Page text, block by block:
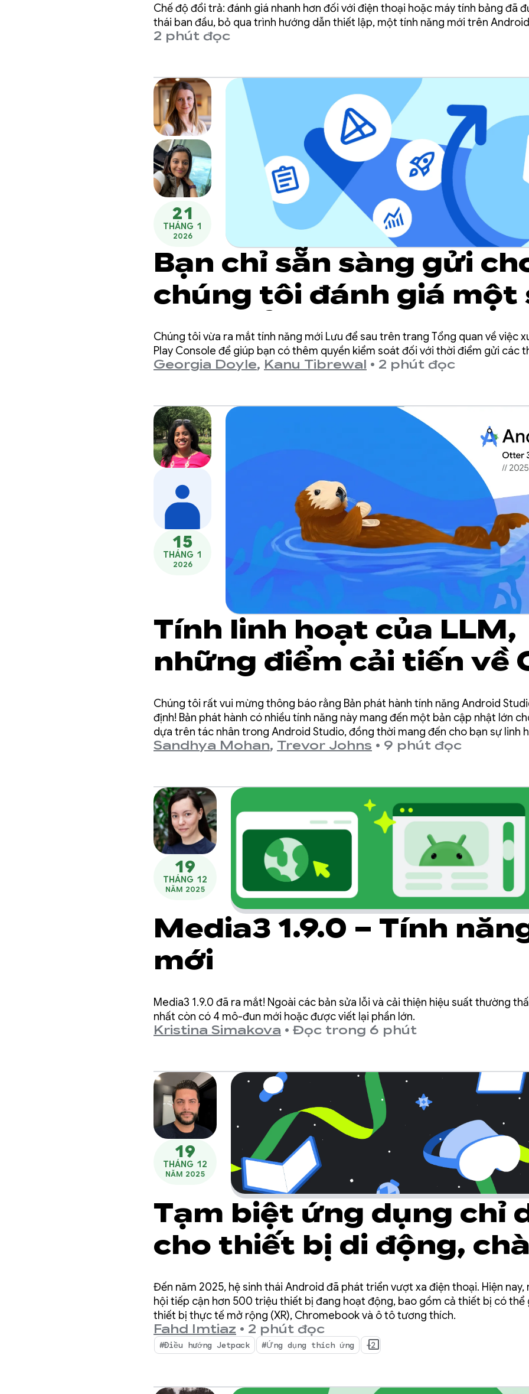
Chế độ đổi trả: đánh giá nhanh hơn đối với điện thoại hoặc máy tính bảng đã
thái ban đầu, bỏ qua trình hướng dẫn thiết lập, một tính năng mới trên
2 phút đọc
21
THÁNG 1
2026
Bạn chỉ sẵn sàng gửi
chúng tôi đánh giá một
thay đổi? Thử dùng tính
năng Lưu để xem lại
Chúng tôi vừa ra mắt tính năng mới Lưu để sau trên trang Tổng quan về việc
Play Console để giúp bạn có thêm quyền kiểm soát đối với thời điểm gửi các
Georgia Doyle, Kanu Tibrewal • 2 phút đọc
15
THÁNG 1
2026
Tính linh hoạt của LLM,
những điểm cải tiến về
độ tác nhân và trải
mới dựa trên tác nhân
trong Bản cập nhật tính
năng Android Studio
3
Chúng tôi rất vui mừng thông báo rằng Bản phát hành tính năng Android
định! Bản phát hành có nhiều tính năng này mang đến một bản cập nhật lớn
dựa trên tác nhân trong Android Studio, đồng thời mang đến cho bạn sự linh
soát cao hơn đối với cách bạn sử dụng AI để giúp bạn tạo ứng dụng Android.
Sandhya Mohan, Trevor Johns • 9 phút đọc
19
THÁNG 12
NĂM 2025
Media3 1.9.0 – Tính
mới
Media3 1.9.0 đã ra mắt! Ngoài các bản sửa lỗi và cải thiện hiệu suất thường
nhất còn có 4 mô-đun mới hoặc được viết lại phần lớn.
Kristina Simakova • Đọc trong 6 phút
19
THÁNG 12
NĂM 2025
Tạm biệt ứng dụng chỉ
cho thiết bị di động,
mừng ứng dụng thích
3 điểm cập nhật quan
từ năm 2025 để tạo ứng
Đến năm 2025, hệ sinh thái Android đã phát triển vượt xa điện thoại. Hiện
hội tiếp cận hơn 500 triệu thiết bị đang hoạt động, bao gồm cả thiết bị có thể
thiết bị thực tế mở rộng (XR), Chromebook và ô tô tương thích.
Fahd Imtiaz • 2 phút đọc
#Điều hướng Jetpack #Ứng dụng thích ứng +2